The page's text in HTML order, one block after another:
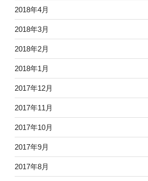
2018年4月
2018年3月
2018年2月
2018年1月
2017年12月
2017年11月
2017年10月
2017年9月
2017年8月